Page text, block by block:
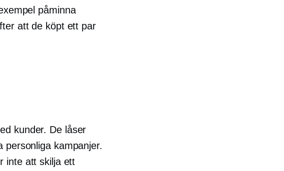
påminna
att de köpt ett par
kunder. De låser
kampanjer.
inte att skilja ett